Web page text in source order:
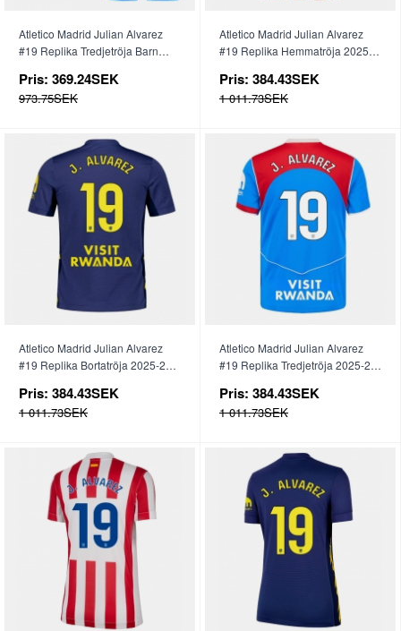
Atletico Madrid Julian Alvarez
#19 Replika Tredjetröja Barn
Pris: 369.24SEK
973.75SEK
Atletico Madrid Julian Alvarez
#19 Replika Hemmatröja 2025-
Pris: 384.43SEK
1 011.73SEK
Atletico Madrid Julian Alvarez
#19 Replika Bortatröja 2025-26
Pris: 384.43SEK
1 011.73SEK
Atletico Madrid Julian Alvarez
#19 Replika Tredjetröja 2025-26
Pris: 384.43SEK
1 011.73SEK